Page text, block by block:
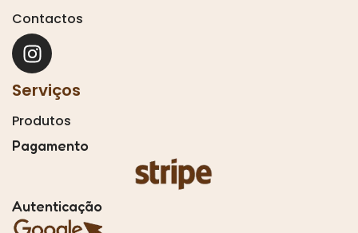
Contactos
Serviços
Produtos
Pagamento
Autenticação